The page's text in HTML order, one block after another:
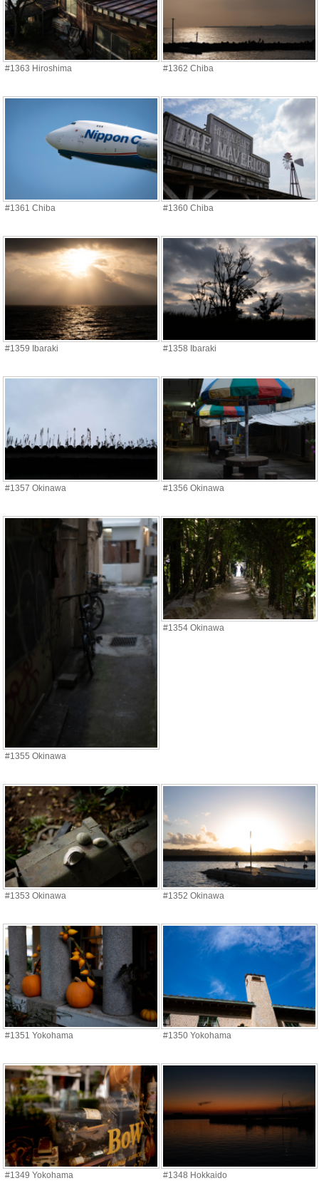
#1363 Hiroshima #1362 Chiba
#1361 Chiba #1360 Chiba
#1359 Ibaraki #1358 Ibaraki
#1357 Okinawa #1356 Okinawa
#1355 Okinawa
#1354 Okinawa
#1353 Okinawa #1352 Okinawa
#1351 Yokohama #1350 Yokohama
#1349 Yokohama #1348 Hokkaido